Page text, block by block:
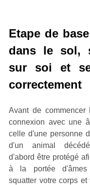
Etape de
dans le sol,
sur soi et
correctement
Avant de commencer
connexion avec une
celle d'une personne
d'un animal
d'abord être protégé
à la portée d'âmes
squatter votre corps et